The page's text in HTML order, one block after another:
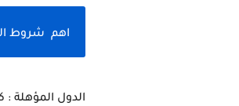
اهم  شروط
الدول المؤهلة :